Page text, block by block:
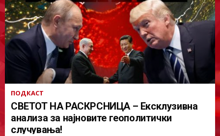
ПОДКАСТ
СВЕТОТ НА РАСКРСНИЦА – Ексклузивна
анализа за најновите геополитички
случувања!